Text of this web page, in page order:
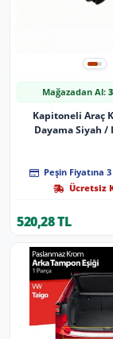
Mağazadan Al:
Kapitoneli Araç
Dayama Siyah /
Peşin Fiyatına 3
Ücretsiz
520,28 TL